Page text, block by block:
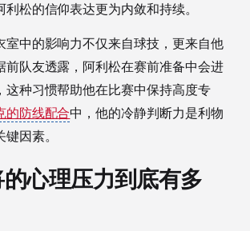
松的信仰表达更为内敛和持续。
室中的影响力不仅来自球技，更来自他
前队友透露，阿利松在赛前准备中会进
这种习惯帮助他在比赛中保持高度专
的防线配合中，他的冷静判断力是利物
因素。
心理压力到底有多